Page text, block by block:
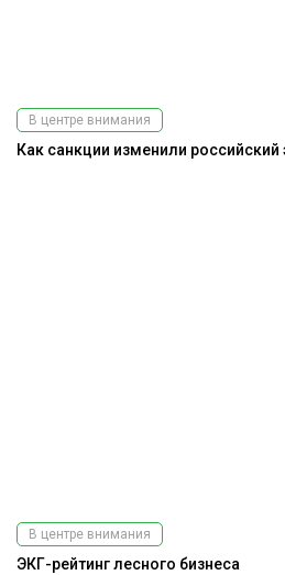
В центре внимания
Как санкции изменили
В центре внимания
ЭКГ-рейтинг лесного бизнеса